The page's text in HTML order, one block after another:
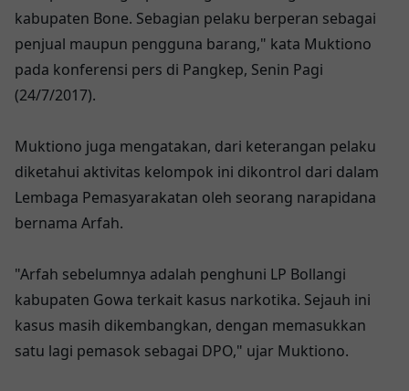
kabupaten Bone. Sebagian pelaku berperan sebagai
penjual maupun pengguna barang," kata Muktiono
pada konferensi pers di Pangkep, Senin Pagi
(24/7/2017).
Muktiono juga mengatakan, dari keterangan pelaku
diketahui aktivitas kelompok ini dikontrol dari dalam
Lembaga Pemasyarakatan oleh seorang narapidana
bernama Arfah.
"Arfah sebelumnya adalah penghuni LP Bollangi
kabupaten Gowa terkait kasus narkotika. Sejauh ini
kasus masih dikembangkan, dengan memasukkan
satu lagi pemasok sebagai DPO," ujar Muktiono.